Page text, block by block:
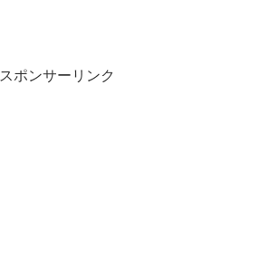
スポンサーリンク